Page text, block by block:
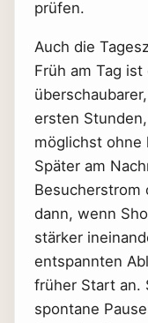
prüfen.
Auch die
Früh am Tag
ersten
möglichst ohne
Später am
Besucherstrom
dann, wenn
stärker
entspannten
früher Start an.
spontane